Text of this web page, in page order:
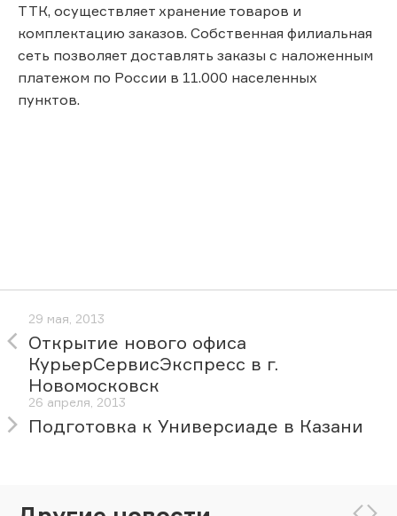
ТТК, осуществляет хранение товаров и
комплектацию заказов. Собственная филиальная
сеть позволяет доставлять заказы с наложенным
платежом по России в 11.000 населенных
пунктов.
29 мая, 2013
Открытие нового офиса
КурьерСервисЭкспресс в г.
Новомосковск
26 апреля, 2013
Подготовка к Универсиаде в Казани